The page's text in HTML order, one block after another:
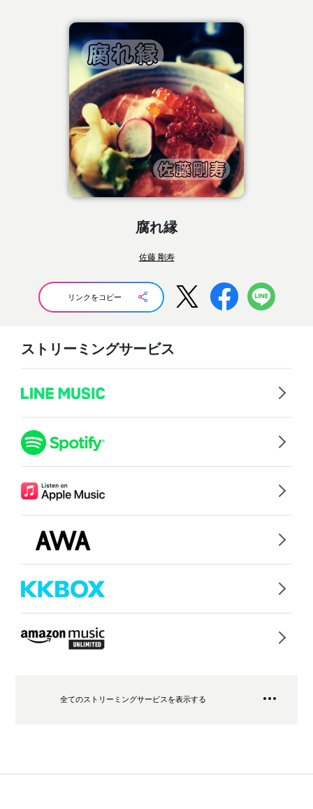
腐れ縁
佐藤 剛寿
リンクをコピー
ストリーミングサービス
全てのストリーミングサービスを表示する